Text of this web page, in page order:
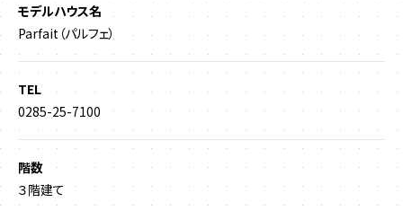
モデルハウス名
Parfait（パルフェ）
TEL
0285-25-7100
階数
３階建て